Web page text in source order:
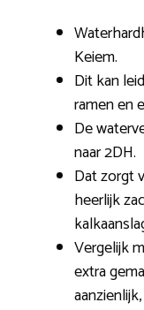
Keiem.
Dit kan
ramen en
De
naar 2DH.
Dat zorgt
heerlijk
Vergelijk
extra